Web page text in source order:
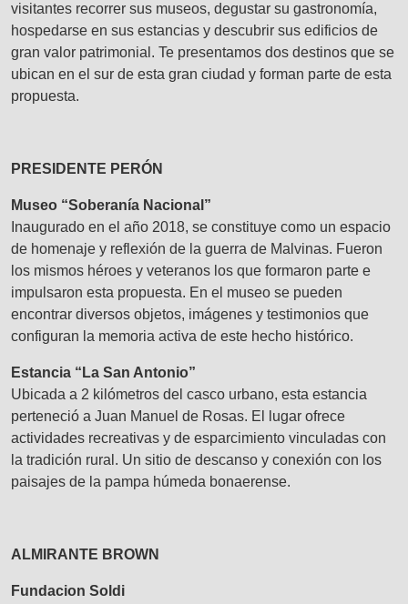
visitantes recorrer sus museos, degustar su gastronomía,
hospedarse en sus estancias y descubrir sus edificios de
gran valor patrimonial. Te presentamos dos destinos que se
ubican en el sur de esta gran ciudad y forman parte de esta
propuesta.
PRESIDENTE PERÓN
Museo “Soberanía Nacional”
Inaugurado en el año 2018, se constituye como un espacio
de homenaje y reflexión de la guerra de Malvinas. Fueron
los mismos héroes y veteranos los que formaron parte e
impulsaron esta propuesta. En el museo se pueden
encontrar diversos objetos, imágenes y testimonios que
configuran la memoria activa de este hecho histórico.
Estancia “La San Antonio”
Ubicada a 2 kilómetros del casco urbano, esta estancia
perteneció a Juan Manuel de Rosas. El lugar ofrece
actividades recreativas y de esparcimiento vinculadas con
la tradición rural. Un sitio de descanso y conexión con los
paisajes de la pampa húmeda bonaerense.
ALMIRANTE BROWN
Fundacion Soldi